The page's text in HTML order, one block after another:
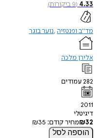
4.33
(
9ביקורות)
מד"ב ופנטזיה נוער בוגר
אלירן מלכה
282עמודים
2011
דיגיטלי
₪32 מחיר קודם: ₪35
הוספה לסל